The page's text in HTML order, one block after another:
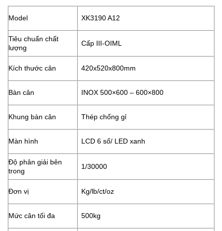
Model XK3190 A12
Tiêu chuẩn chất
lượng
Cấp III-OIML
Kích thước cân 420x520x800mm
Bàn cân INOX 500×600 – 600×800
Khung bàn cân Thép chống gỉ
Màn hình LCD 6 số/ LED xanh
Độ phân giải bên
trong
1/30000
Đơn vị Kg/lb/ct/oz
Mức cân tối đa 500kg